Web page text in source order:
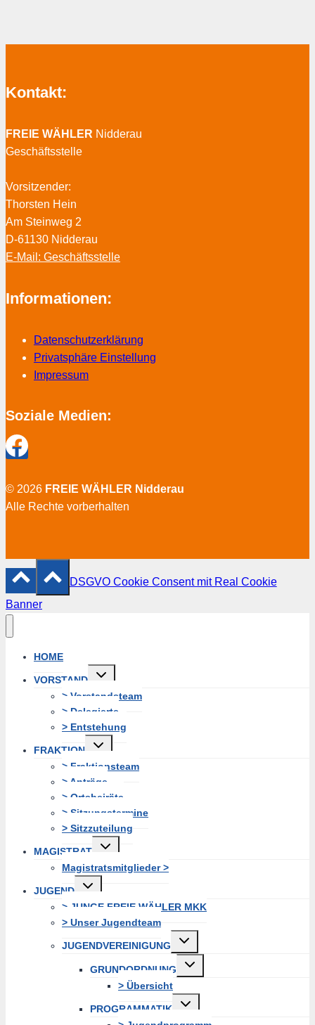
Kontakt:
FREIE WÄHLER Nidderau
Geschäftsstelle
Vorsitzender:
Thorsten Hein
Am Steinweg 2
D-61130 Nidderau
E-Mail: Geschäftsstelle
Informationen:
Datenschutzerklärung
Privatsphäre Einstellung
Impressum
Soziale Medien:
© 2026 FREIE WÄHLER Nidderau
Alle Rechte vorberhalten
DSGVO Cookie Consent mit Real Cookie
Banner
HOME
VORSTAND
Untermenü
erweitern
> Vorstandsteam
> Delegierte
> Entstehung
FRAKTION
Untermenü
erweitern
> Fraktionsteam
> Anträge
> Ortsbeiräte
> Sitzungstermine
> Sitzzuteilung
MAGISTRAT
Untermenü
erweitern
Magistratsmitglieder >
JUGEND
Untermenü
erweitern
> JUNGE FREIE WÄHLER MKK
> Unser Jugendteam
JUGENDVEREINIGUNG
Untermenü
erweitern
GRUNDORDNUNG
Untermenü
erweitern
> Übersicht
PROGRAMMATIK
Untermenü
erweitern